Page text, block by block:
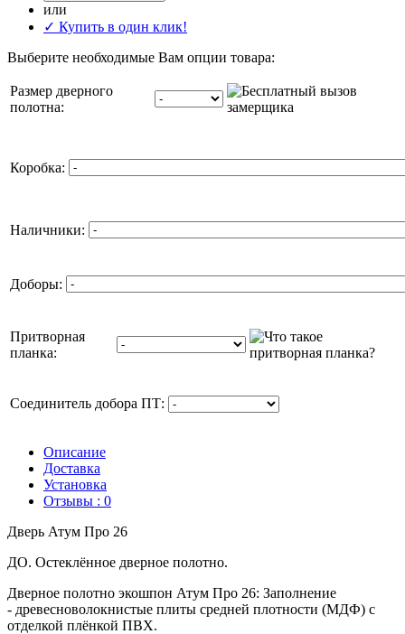
или
✓ Купить в один клик!
Выберите необходимые Вам опции товара:
Размер дверного
полотна:
Коробка:
Наличники:
Доборы:
Притворная
планка:
Соединитель добора ПТ:
Описание
Доставка
Установка
Отзывы : 0
Дверь Атум Про 26
ДО. Остеклённое дверное полотно.
Дверное полотно экошпон Атум Про 26: Заполнение
- древесноволокнистые плиты средней плотности (МДФ) с
отделкой плёнкой ПВХ.